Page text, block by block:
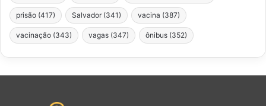
prisão (417) Salvador (341) vacina (387)
vacinação (343) vagas (347) ônibus (352)